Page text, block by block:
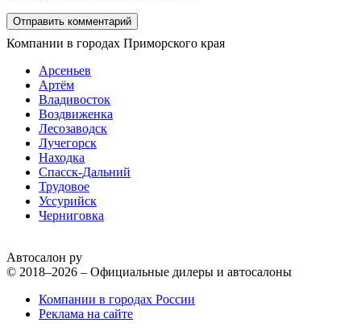
Компании в городах Приморского края
Арсеньев
Артём
Владивосток
Воздвиженка
Лесозаводск
Лучегорск
Находка
Спасск-Дальний
Трудовое
Уссурийск
Черниговка
Автосалон ру
© 2018–2026 – Официальные дилеры и автосалоны
Компании в городах России
Реклама на сайте